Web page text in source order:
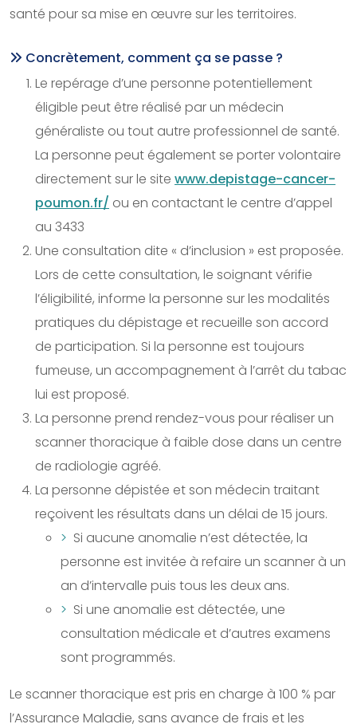
santé pour sa mise en œuvre sur les territoires.
Concrètement, comment ça se passe ?
Le repérage d’une personne potentiellement
éligible peut être réalisé par un médecin
généraliste ou tout autre professionnel de santé.
La personne peut également se porter volontaire
directement sur le site www.depistage-cancer-
poumon.fr/ ou en contactant le centre d’appel
au 3433
Une consultation dite « d’inclusion » est proposée.
Lors de cette consultation, le soignant vérifie
l’éligibilité, informe la personne sur les modalités
pratiques du dépistage et recueille son accord
de participation. Si la personne est toujours
fumeuse, un accompagnement à l’arrêt du tabac
lui est proposé.
La personne prend rendez-vous pour réaliser un
scanner thoracique à faible dose dans un centre
de radiologie agréé.
La personne dépistée et son médecin traitant
reçoivent les résultats dans un délai de 15 jours.
Si aucune anomalie n’est détectée, la
personne est invitée à refaire un scanner à un
an d’intervalle puis tous les deux ans.
Si une anomalie est détectée, une
consultation médicale et d’autres examens
sont programmés.
Le scanner thoracique est pris en charge à 100 % par
l’Assurance Maladie, sans avance de frais et les